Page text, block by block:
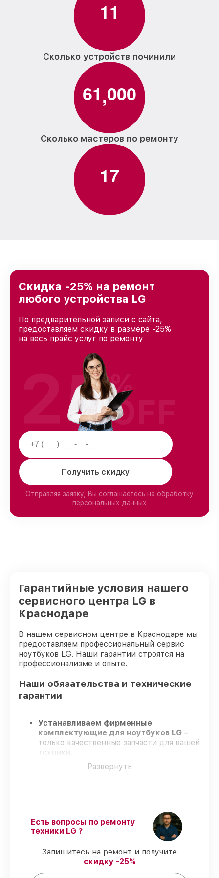
11
Сколько устройств починили
61,000
Сколько мастеров по ремонту
17
Скидка -25% на ремонт
любого устройства LG
По предварительной записи с сайта,
предоставляем скидку в размере -25%
на весь прайс услуг по ремонту
Получить скидку
Отправляя заявку, Вы соглашаетесь на обработку
персональных данных
25%
OFF
Гарантийные условия нашего
сервисного центра LG в
Краснодаре
В нашем сервисном центре в Краснодаре мы
предоставляем профессиональный сервис
ноутбуков LG. Наши гарантии строятся на
профессионализме и опыте.
Наши обязательства и технические
гарантии
Устанавливаем фирменные
комплектующие для ноутбуков LG –
только качественные запчасти для вашей
техники.
Сертифицированные специалисты
проходят серьезную проверку знаний и
LG без бесконечных переносов.
Гарантийное обслуживание– на все
услуги и детали для ноутбуков LG
сопровождение.
Развернуть
Есть вопросы по ремонту
техники LG ?
Запишитесь на ремонт и получите
скидку -25%